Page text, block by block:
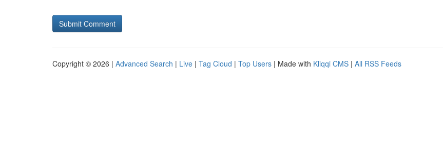
Copyright © 2026 | Advanced Search | Live | Tag Cloud | Top Users | Made with Kliqqi CMS | All RSS Feeds